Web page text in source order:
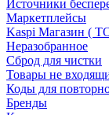
Источники
Маркетплейсы
Kaspi Магазин (
Неразобранное
Сброд для чистки
Товары не
Коды для
Бренды